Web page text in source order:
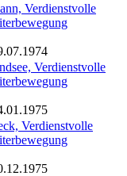
Verdienstvolle
Verdienstvolle
Verdienstvolle